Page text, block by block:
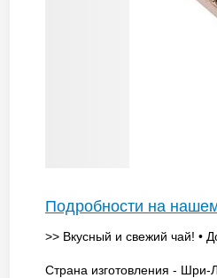
Подробности на
>> Вкусный и свежий чай! •
Страна изготовления - Шри-